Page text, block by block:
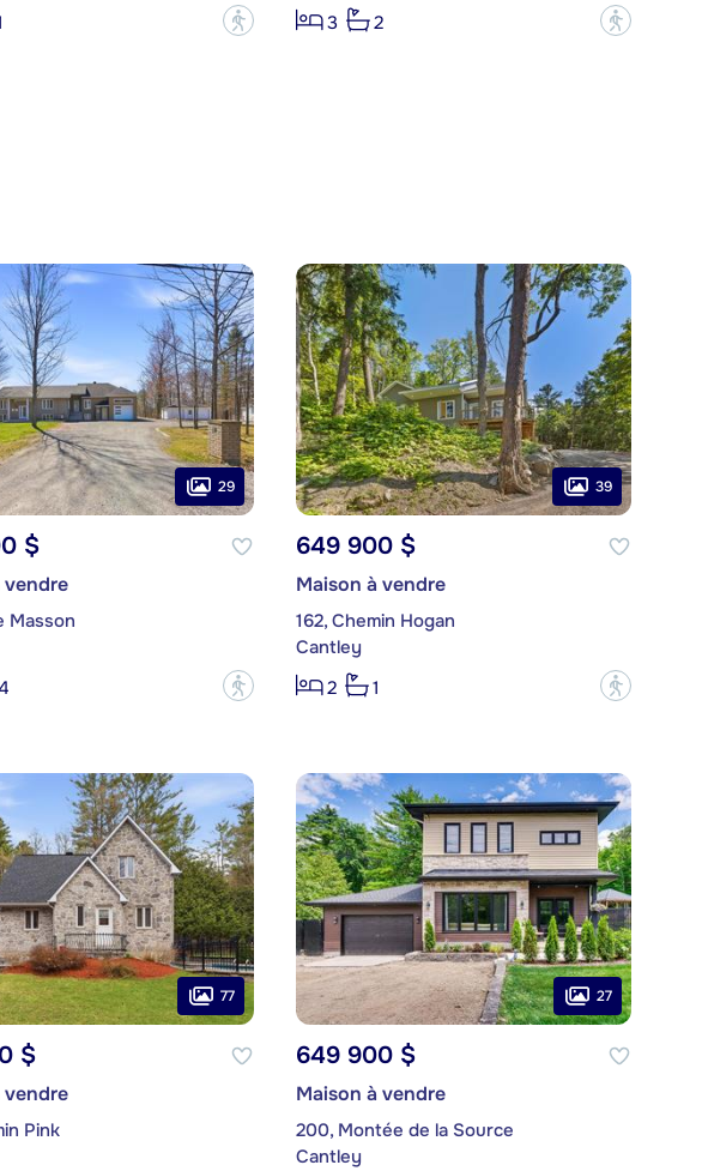
?
3
2 ?
29
$
vendre
Masson
?
39
649 900 $
Maison à vendre
162, Chemin Hogan
Cantley
2
1 ?
77
$
vendre
Pink
27
649 900 $
Maison à vendre
200, Montée de la Source
Cantley